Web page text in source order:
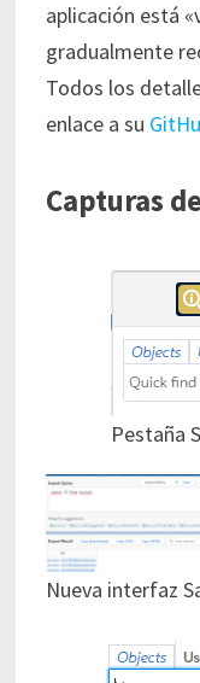
aplicación está
gradualmente
Todos los
enlace a su
Capturas
Pestaña
Nueva interfaz